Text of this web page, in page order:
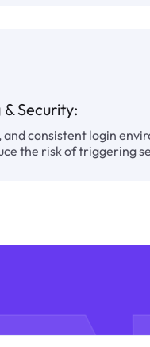
Security:
and consistent login
the risk of triggering